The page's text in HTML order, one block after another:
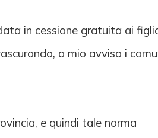
in cessione gratuita ai
a mio avviso i
e quindi tale norma